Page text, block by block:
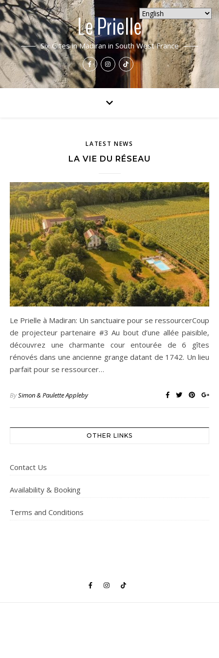
Le Prielle
Six Gites in Madiran in South West France
LATEST NEWS
LA VIE DU RÉSEAU
Le Prielle à Madiran: Un sanctuaire pour se ressourcerCoup
de projecteur partenaire #3 Au bout d’une allée paisible,
découvrez une charmante cour entourée de 6 gîtes
rénovés dans une ancienne grange datant de 1742. Un lieu
parfait pour se ressourcer…
BySimon & Paulette Appleby
OTHER LINKS
Contact Us
Availability & Booking
Terms and Conditions